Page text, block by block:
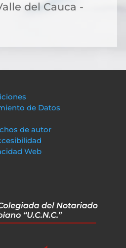
del Cauca -
de Datos
de autor
Web